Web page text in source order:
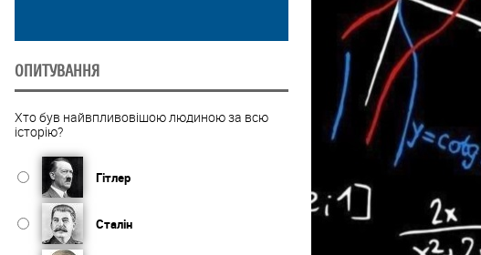
ОПИТУВАННЯ
Хто був найвпливовішою людиною за всю
історію?
Гітлер
Сталін